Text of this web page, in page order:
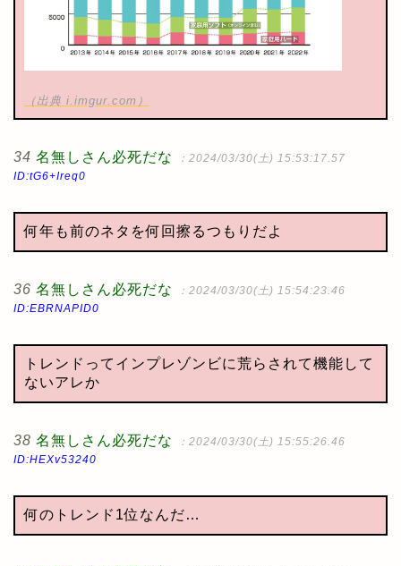
（出典 i.imgur.com）
34 名無しさん必死だな
：2024/03/30(土) 15:53:17.57
ID:tG6+Ireq0
何年も前のネタを何回擦るつもりだよ
36 名無しさん必死だな
：2024/03/30(土) 15:54:23.46
ID:EBRNAPID0
トレンドってインプレゾンビに荒らされて機能して
ないアレか
38 名無しさん必死だな
：2024/03/30(土) 15:55:26.46
ID:HEXv53240
何のトレンド1位なんだ…